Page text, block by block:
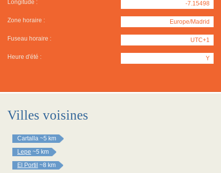
Longitude : -7.15498
Zone horaire : Europe/Madrid
Fuseau horaire : UTC+1
Heure d'été : Y
Villes voisines
Cartalla ~5 km
Lepe ~5 km
El Portil ~8 km